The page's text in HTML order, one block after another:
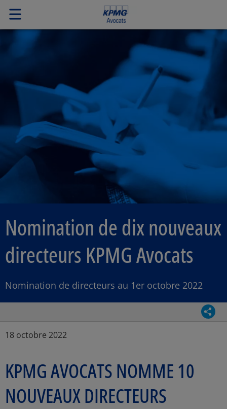
Nomination de dix nouveaux
directeurs KPMG Avocats
Nomination de directeurs au 1er octobre 2022
Article Posted date
18 octobre 2022
KPMG AVOCATS NOMME 10
NOUVEAUX DIRECTEURS